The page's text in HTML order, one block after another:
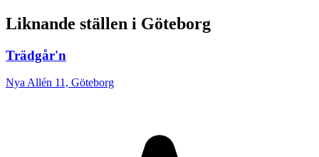
Liknande ställen i Göteborg
Trädgår'n
Nya Allén 11, Göteborg